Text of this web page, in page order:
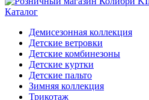
Каталог
Демисезонная коллекция
Детские ветровки
Детские комбинезоны
Детские куртки
Детские пальто
Зимняя коллекция
Трикотаж